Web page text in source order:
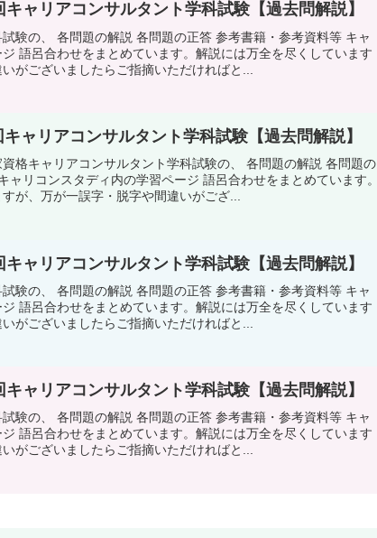
キャリアコンサルタント学科試験【過去問解説】
験の、 各問題の解説 各問題の正答 参考書籍・参考資料等 キャ
語呂合わせをまとめています。解説には万全を尽くしています
がございましたらご指摘いただければと...
キャリアコンサルタント学科試験【過去問解説】
格キャリアコンサルタント学科試験の、 各問題の解説 各問題の
ャリコンスタディ内の学習ページ 語呂合わせをまとめています。
が、万が一誤字・脱字や間違いがござ...
キャリアコンサルタント学科試験【過去問解説】
験の、 各問題の解説 各問題の正答 参考書籍・参考資料等 キャ
語呂合わせをまとめています。解説には万全を尽くしています
がございましたらご指摘いただければと...
キャリアコンサルタント学科試験【過去問解説】
験の、 各問題の解説 各問題の正答 参考書籍・参考資料等 キャ
語呂合わせをまとめています。解説には万全を尽くしています
がございましたらご指摘いただければと...